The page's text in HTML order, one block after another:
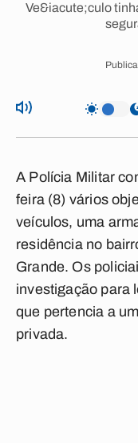
Ve&iacute;culo
A Polícia Militar
feira (8) vários
veículos, uma
residência no
Grande. Os
investigação para
que pertencia a
privada.